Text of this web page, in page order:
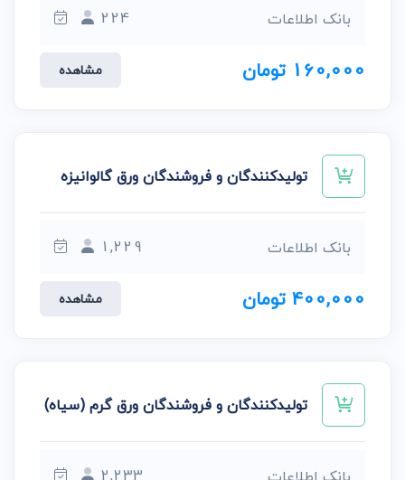
بانک اطلاعات 224
160,000 تومان مشاهده
تولیدکنندگان و فروشندگان ورق گالوانیزه
بانک اطلاعات 1,229
400,000 تومان مشاهده
تولیدکنندگان و فروشندگان ورق گرم (سیاه)